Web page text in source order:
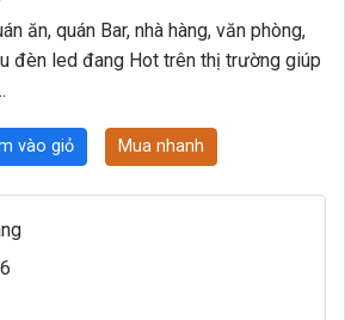
ăn, quán Bar, nhà hàng, văn phòng,
đèn led đang Hot trên thị trường giúp
vào giỏ Mua nhanh